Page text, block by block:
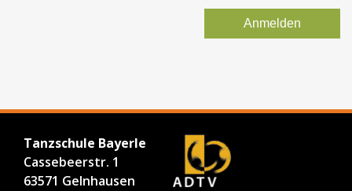
Tanzschule Bayerle
Cassebeerstr. 1
63571 Gelnhausen